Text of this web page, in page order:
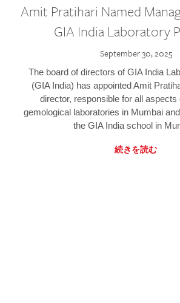
Amit Pratihari Named
GIA India Laboratory
September 30, 2025
The board of directors of GIA India
(GIA India) has appointed Amit
director, responsible for all aspects
gemological laboratories in Mumbai
the GIA India school in
続きを読む